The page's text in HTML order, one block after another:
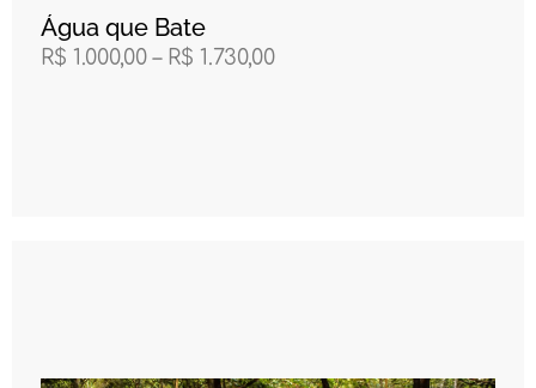
Água que Bate
R$ 1.000,00 – R$ 1.730,00